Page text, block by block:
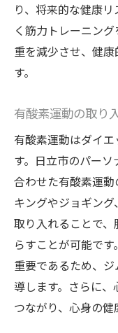
り、将来的な健康
く筋力トレーニン
重を減少させ、健
す。
有酸素運動の取り
有酸素運動はダイ
す。日立市のパー
合わせた有酸素運
キングやジョギン
取り入れることで
らすことが可能で
重要であるため、
導します。さらに
つながり、心身の健